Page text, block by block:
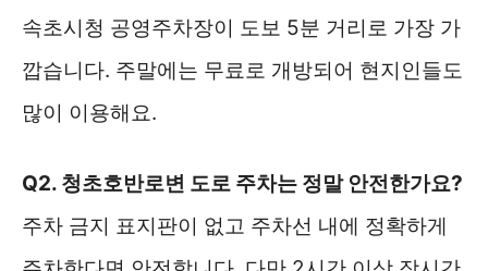
속초시청 공영주차장이 도보 5분 거리로 가장 가
깝습니다. 주말에는 무료로 개방되어 현지인들도
많이 이용해요.
Q2. 청초호반로변 도로 주차는 정말 안전한가요?
주차 금지 표지판이 없고 주차선 내에 정확하게